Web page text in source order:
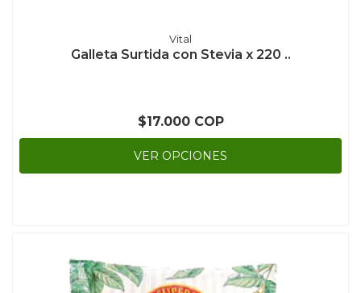
Vital
Galleta Surtida con Stevia x 220 ..
$17.000 COP
VER OPCIONES